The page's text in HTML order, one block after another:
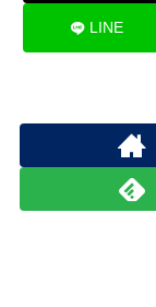
LINE